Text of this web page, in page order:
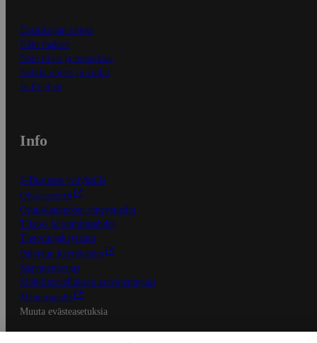
Ensitilaajan ohjeet
Näin maksat
Näin tilaat ja muokkaat
Kaikki ohjeet ja vinkit
In English
Info
S-Business yrityksille
Oiva-raportit
Osuuskauppojen yhteystiedot
Tilaus- ja toimitusehdot
Tietosuojakäytäntö
Palvelun käyttöehdot
Saavutettavuus
Mobiilisovelluksen saavutettavuus
Mainostajalle
Muuta evästeasetuksia